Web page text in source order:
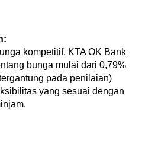
kompetitif, KTA OK Bank
bunga mulai dari 0,79%
pada penilaian)
yang sesuai dengan